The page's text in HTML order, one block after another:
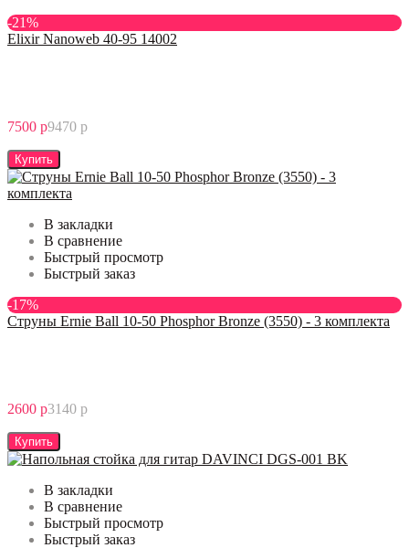
-21%
Elixir Nanoweb 40-95 14002
7500 р9470 р
Купить
В закладки
В сравнение
Быстрый просмотр
Быстрый заказ
-17%
Струны Ernie Ball 10-50 Phosphor Bronze (3550) - 3 комплекта
2600 р3140 р
Купить
В закладки
В сравнение
Быстрый просмотр
Быстрый заказ